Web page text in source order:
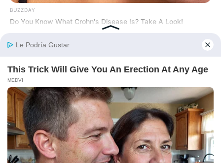
BUZZDAY
Do You Know What Crohn's Disease Is? Take A Look!
DIGESTIVE HEALTH US